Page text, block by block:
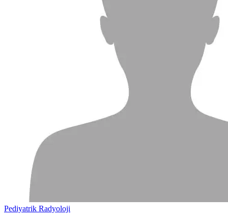
Pediyatrik Radyoloji